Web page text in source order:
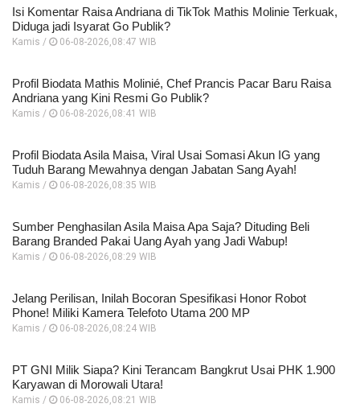
Isi Komentar Raisa Andriana di TikTok Mathis Molinie Terkuak,
Diduga jadi Isyarat Go Publik?
Kamis / 06-08-2026,08:47 WIB
Profil Biodata Mathis Molinié, Chef Prancis Pacar Baru Raisa
Andriana yang Kini Resmi Go Publik?
Kamis / 06-08-2026,08:41 WIB
Profil Biodata Asila Maisa, Viral Usai Somasi Akun IG yang
Tuduh Barang Mewahnya dengan Jabatan Sang Ayah!
Kamis / 06-08-2026,08:35 WIB
Sumber Penghasilan Asila Maisa Apa Saja? Dituding Beli
Barang Branded Pakai Uang Ayah yang Jadi Wabup!
Kamis / 06-08-2026,08:29 WIB
Jelang Perilisan, Inilah Bocoran Spesifikasi Honor Robot
Phone! Miliki Kamera Telefoto Utama 200 MP
Kamis / 06-08-2026,08:24 WIB
PT GNI Milik Siapa? Kini Terancam Bangkrut Usai PHK 1.900
Karyawan di Morowali Utara!
Kamis / 06-08-2026,08:21 WIB